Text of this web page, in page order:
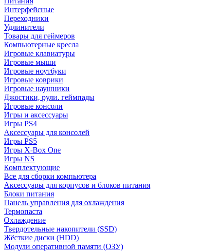
Интерфейсные
Переходники
Удлинители
Товары для геймеров
Компьютерные кресла
Игровые клавиатуры
Игровые мыши
Игровые ноутбуки
Игровые коврики
Игровые наушники
Джостики, рули. геймпады
Игровые консоли
Игры и аксессуары
Игры PS4
Аксессуары для консолей
Игры PS5
Игры X-Box One
Игры NS
Комплектующие
Все для сборки компьютера
Аксессуары для корпусов и блоков питания
Блоки питания
Панель управления для охлаждения
Термопаста
Охлаждение
Твердотельные накопители (SSD)
Жёсткие диски (HDD)
Модули оперативной памяти (ОЗУ)